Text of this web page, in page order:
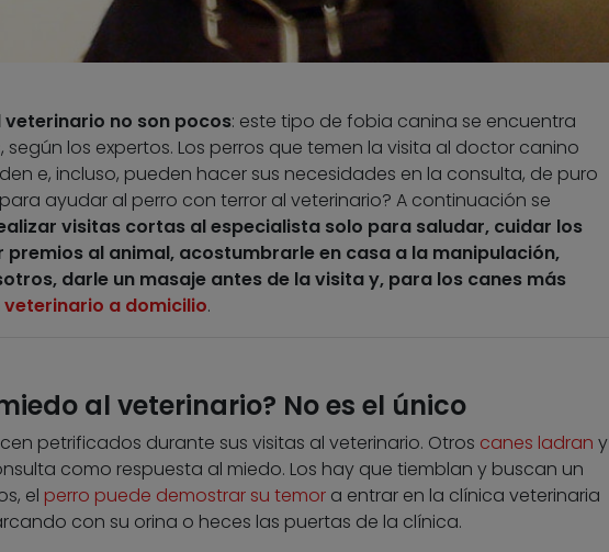
no son pocos: este tipo de fobia canina se encuentra
según los expertos. Los perros que temen la visita al doctor canino
e, incluso, pueden hacer sus necesidades en la consulta, de puro
ayudar al perro con terror al veterinario? A continuación se
visitas cortas al especialista solo para saludar, cuidar los
premios al animal, acostumbrarle en casa a la manipulación,
darle un masaje antes de la visita y, para los canes más
veterinario a domicilio.
al veterinario? No es el único
petrificados durante sus visitas al veterinario. Otros canes ladran y
como respuesta al miedo. Los hay que tiemblan y buscan un
el perro puede demostrar su temora entrar en la clínica veterinaria
con su orina o heces las puertas de la clínica.